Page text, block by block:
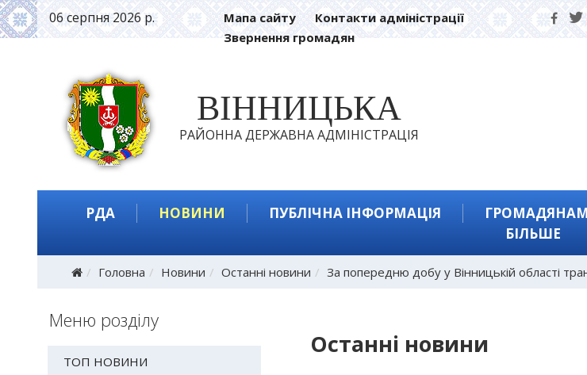
06 серпня 2026 р. Мапа сайту
Контакти адміністрації
Звернення громадян
ВІННИЦЬКА
РАЙОННА ДЕРЖАВНА АДМІНІСТРАЦІЯ
РДА НОВИНИ ПУБЛІЧНА ІНФОРМАЦІЯ ГРОМАДЯНАМ
БІЛЬШЕ
Головна Новини Останні новини За попередню добу у Вінницькій області
Меню розділу
ТОП НОВИНИ
Останні новини